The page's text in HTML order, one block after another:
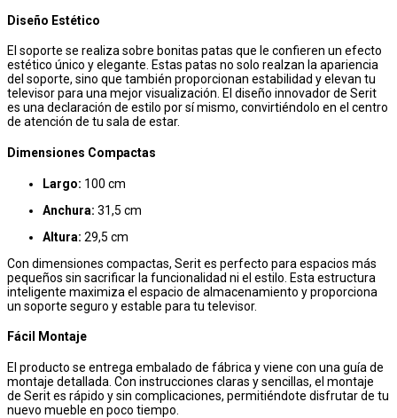
Diseño Estético
El soporte se realiza sobre bonitas patas que le confieren un efecto
estético único y elegante. Estas patas no solo realzan la apariencia
del soporte, sino que también proporcionan estabilidad y elevan tu
televisor para una mejor visualización. El diseño innovador de Serit
es una declaración de estilo por sí mismo, convirtiéndolo en el centro
de atención de tu sala de estar.
Dimensiones Compactas
Largo: 100 cm
Anchura: 31,5 cm
Altura: 29,5 cm
Con dimensiones compactas, Serit es perfecto para espacios más
pequeños sin sacrificar la funcionalidad ni el estilo. Esta estructura
inteligente maximiza el espacio de almacenamiento y proporciona
un soporte seguro y estable para tu televisor.
Fácil Montaje
El producto se entrega embalado de fábrica y viene con una guía de
montaje detallada. Con instrucciones claras y sencillas, el montaje
de Serit es rápido y sin complicaciones, permitiéndote disfrutar de tu
nuevo mueble en poco tiempo.